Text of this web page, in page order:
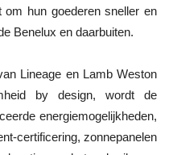
om hun goederen sneller en
Benelux en daarbuiten.
Lineage en Lamb Weston
by design, wordt de
energiemogelijkheden,
certificering, zonnepanelen